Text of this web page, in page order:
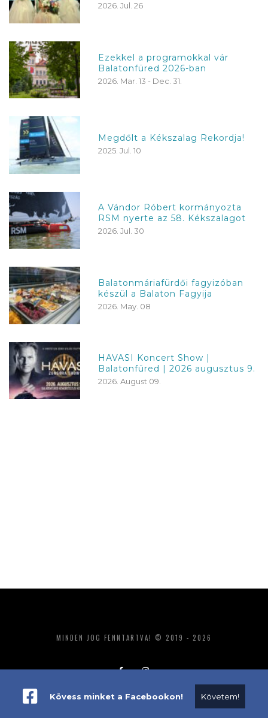
2026. Jul. 26
Ezekkel a programokkal vár
Balatonfüred 2026-ban
2026. Mar. 13 - Dec. 31.
Megdőlt a Kékszalag Rekordja!
2025. Jul. 10
A Vándor Róbert kormányozta
RSM nyerte az 58. Kékszalagot
2026. Jul. 30
Balatonmáriafürdői fagyizóban
készül a Balaton Fagyija
2026. May. 08
HAVASI Koncert Show |
Balatonfüred | 2026 augusztus 9.
2026. August 09.
MINDEN JOG FENNTARTVA! © 2019 - 2026
ADATKEZELÉS IMPRESSZUM MÉDIAAJÁNLAT
Kövess minket a Facebookon! Követem!